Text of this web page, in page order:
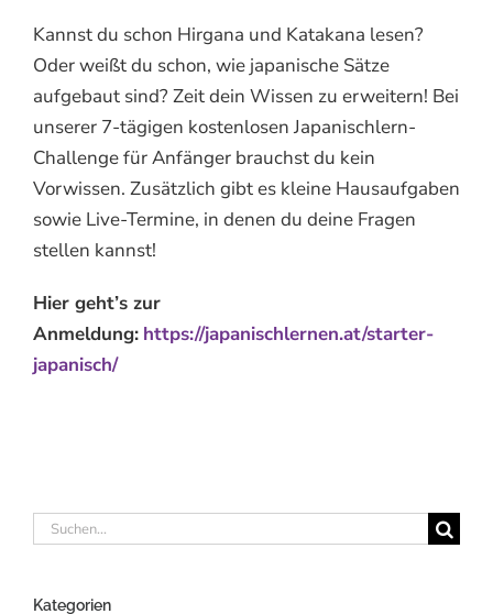
Kannst du schon Hirgana und Katakana lesen?
Oder weißt du schon, wie japanische Sätze
aufgebaut sind? Zeit dein Wissen zu erweitern! Bei
unserer 7-tägigen kostenlosen Japanischlern-
Challenge für Anfänger brauchst du kein
Vorwissen. Zusätzlich gibt es kleine Hausaufgaben
sowie Live-Termine, in denen du deine Fragen
stellen kannst!
Hier geht’s zur
Anmeldung: https://japanischlernen.at/starter-
japanisch/
Suche
Kategorien